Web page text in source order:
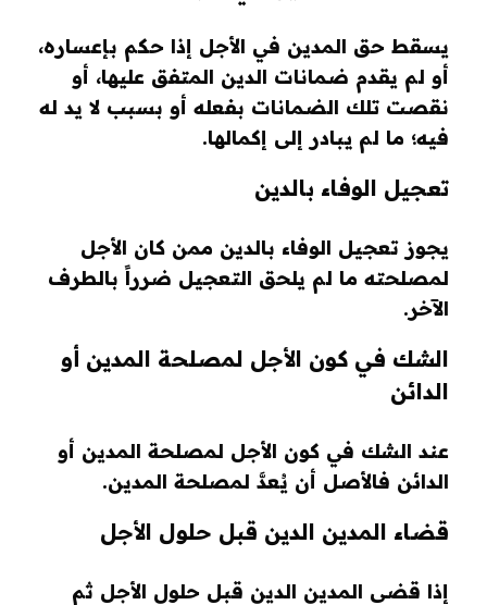
يسقط حق المدين في الأجل إذا حكم بإعساره،
أو لم يقدم ضمانات الدين المتفق عليها، أو
نقصت تلك الضمانات بفعله أو بسبب لا يد له
فيه؛ ما لم يبادر إلى إكمالها.
تعجيل الوفاء بالدين
يجوز تعجيل الوفاء بالدين ممن كان الأجل
لمصلحته ما لم يلحق التعجيل ضرراً بالطرف
الآخر.
الشك في كون الأجل لمصلحة المدين أو
الدائن
عند الشك في كون الأجل لمصلحة المدين أو
الدائن فالأصل أن يُعدَّ لمصلحة المدين.
قضاء المدين الدين قبل حلول الأجل
إذا قضى المدين الدين قبل حلول الأجل ثم